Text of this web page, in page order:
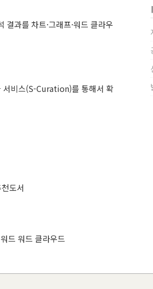
과를 차트·그래프·워드 클라우
서비스(S-Curation)를 통해서 확
도서
드 워드 클라우드